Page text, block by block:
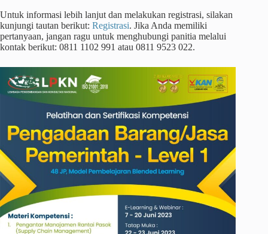
Untuk informasi lebih lanjut dan melakukan registrasi, silakan
kunjungi tautan berikut: Registrasi. Jika Anda memiliki
pertanyaan, jangan ragu untuk menghubungi panitia melalui
kontak berikut: 0811 1102 991 atau 0811 9523 022.